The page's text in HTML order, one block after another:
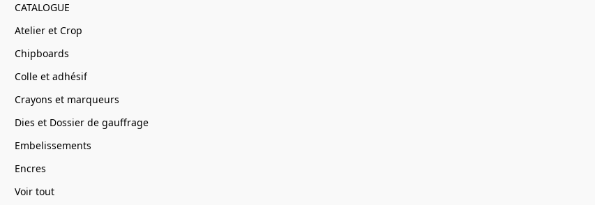
CATALOGUE
Atelier et Crop
Chipboards
Colle et adhésif
Crayons et marqueurs
Dies et Dossier de gauffrage
Embelissements
Encres
Voir tout